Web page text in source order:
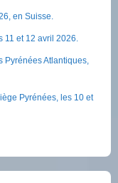
en Suisse.
11 et 12 avril 2026.
Pyrénées Atlantiques,
Pyrénées, les 10 et